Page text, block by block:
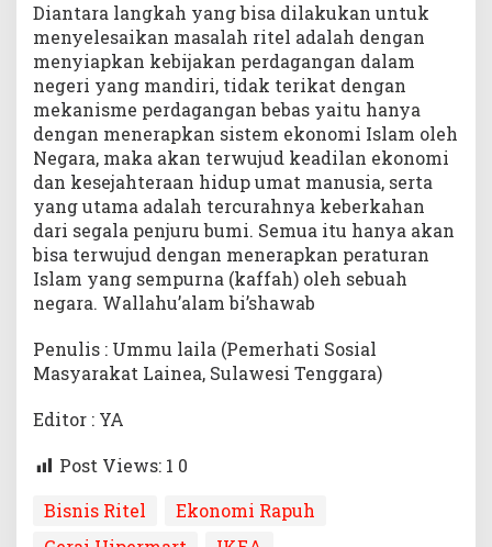
Diantara langkah yang bisa dilakukan untuk
menyelesaikan masalah ritel adalah dengan
menyiapkan kebijakan perdagangan dalam
negeri yang mandiri, tidak terikat dengan
mekanisme perdagangan bebas yaitu hanya
dengan menerapkan sistem ekonomi Islam oleh
Negara, maka akan terwujud keadilan ekonomi
dan kesejahteraan hidup umat manusia, serta
yang utama adalah tercurahnya keberkahan
dari segala penjuru bumi. Semua itu hanya akan
bisa terwujud dengan menerapkan peraturan
Islam yang sempurna (kaffah) oleh sebuah
negara. Wallahu’alam bi’shawab
Penulis : Ummu laila (Pemerhati Sosial
Masyarakat Lainea, Sulawesi Tenggara)
Editor : YA
Post Views: 1 0
Bisnis Ritel
Ekonomi Rapuh